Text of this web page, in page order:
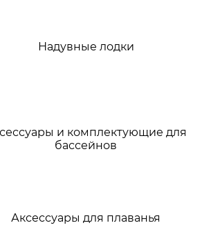
Надувные лодки
и комплектующие для
бассейнов
Аксессуары для плаванья